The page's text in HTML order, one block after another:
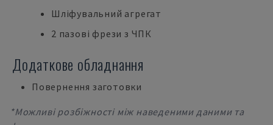
Шліфувальний агрегат
2 пазові фрези з ЧПК
Додаткове обладнання
Повернення заготовки
*Можливі розбіжності між наведеними даними та